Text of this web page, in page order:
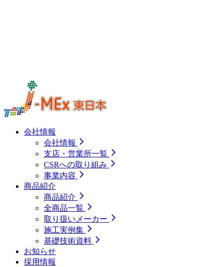
会社情報
会社情報
支店・営業所一覧
CSRへの取り組み
事業内容
商品紹介
商品紹介
全商品一覧
取り扱いメーカー
施工実例集
基礎技術資料
お知らせ
採用情報